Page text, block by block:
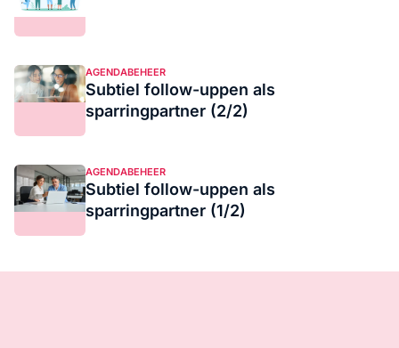
AGENDABEHEER
Subtiel follow-uppen als
sparringpartner (2/2)
AGENDABEHEER
Subtiel follow-uppen als
sparringpartner (1/2)